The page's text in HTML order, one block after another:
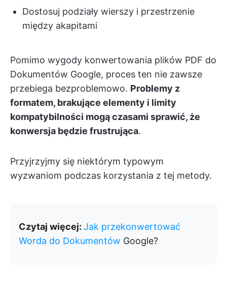
Dostosuj podziały wierszy i przestrzenie
między akapitami
Pomimo wygody konwertowania plików PDF do
Dokumentów Google, proces ten nie zawsze
przebiega bezproblemowo. Problemy z
formatem, brakujące elementy i limity
kompatybilności mogą czasami sprawić, że
konwersja będzie frustrująca.
Przyjrzyjmy się niektórym typowym
wyzwaniom podczas korzystania z tej metody.
Czytaj więcej: Jak przekonwertować
Worda do Dokumentów Google?